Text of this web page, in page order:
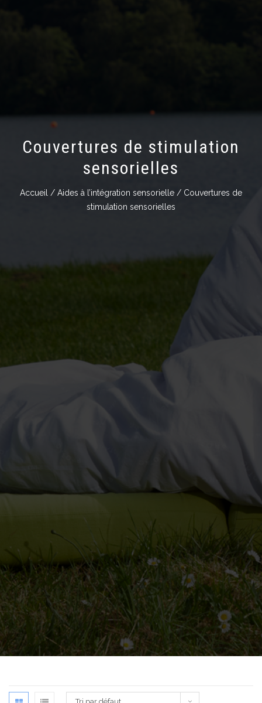
Couvertures de stimulation
sensorielles
Accueil / Aides à l’intégration sensorielle / Couvertures de
stimulation sensorielles